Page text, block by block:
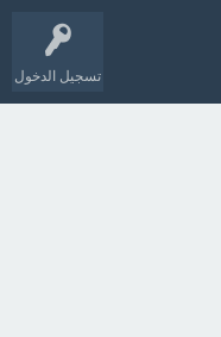
تسجيل الدخول